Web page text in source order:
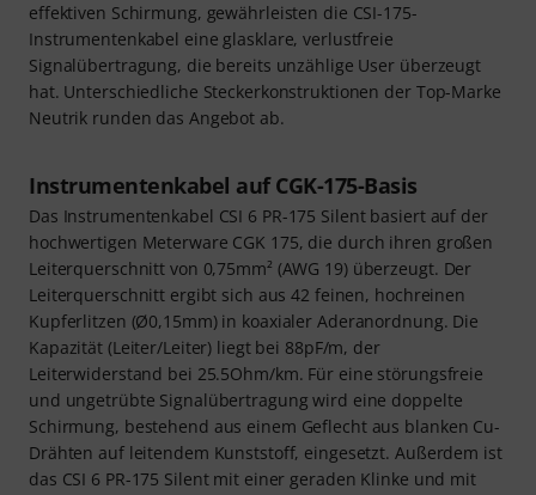
effektiven Schirmung, gewährleisten die CSI-175-
Instrumentenkabel eine glasklare, verlustfreie
Signalübertragung, die bereits unzählige User überzeugt
hat. Unterschiedliche Steckerkonstruktionen der Top-Marke
Neutrik runden das Angebot ab.
Instrumentenkabel auf CGK-175-Basis
Das Instrumentenkabel CSI 6 PR-175 Silent basiert auf der
hochwertigen Meterware CGK 175, die durch ihren großen
Leiterquerschnitt von 0,75mm² (AWG 19) überzeugt. Der
Leiterquerschnitt ergibt sich aus 42 feinen, hochreinen
Kupferlitzen (Ø0,15mm) in koaxialer Aderanordnung. Die
Kapazität (Leiter/Leiter) liegt bei 88pF/m, der
Leiterwiderstand bei 25.5Ohm/km. Für eine störungsfreie
und ungetrübte Signalübertragung wird eine doppelte
Schirmung, bestehend aus einem Geflecht aus blanken Cu-
Drähten auf leitendem Kunststoff, eingesetzt. Außerdem ist
das CSI 6 PR-175 Silent mit einer geraden Klinke und mit